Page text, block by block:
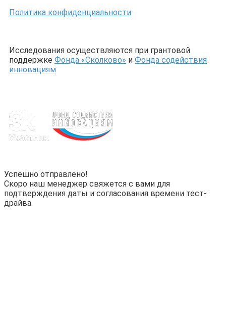
Политика конфиденциальности
Исследования осуществляются при грантовой
поддержке Фонда «Сколково» и Фонда содействия
инновациям
Успешно отправлено!
Скоро наш менеджер свяжется с вами для
подтверждения даты и согласования времени тест-
драйва.